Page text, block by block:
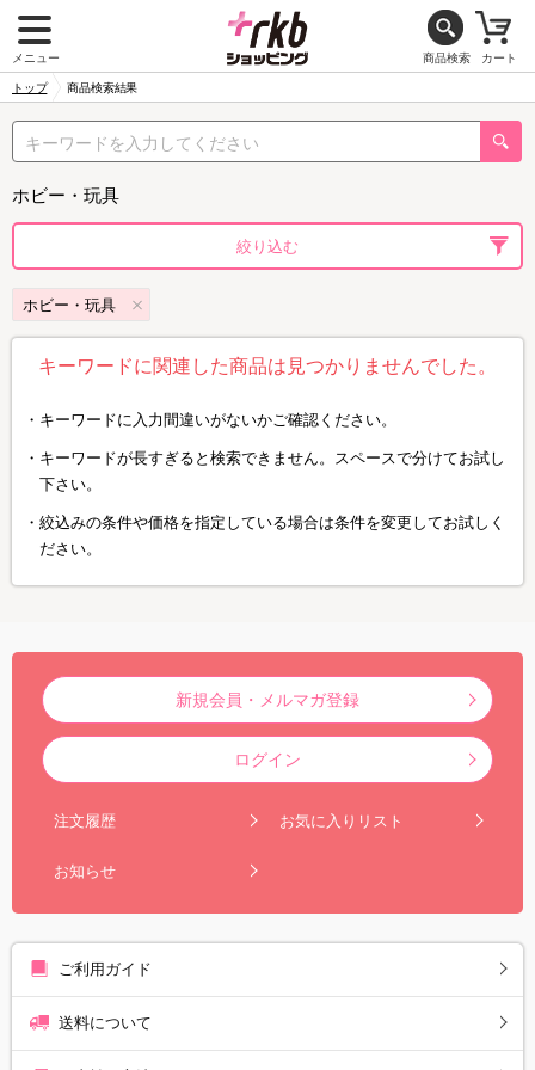
メニュー 商品検索 カート
トップ 商品検索結果
ホビー・玩具
絞り込む
ホビー・玩具
キーワードに関連した商品は見つかりませんでした。
キーワードに入力間違いがないかご確認ください。
キーワードが長すぎると検索できません。スペースで分けてお試し
下さい。
絞込みの条件や価格を指定している場合は条件を変更してお試しく
ださい。
新規会員・メルマガ登録
ログイン
注文履歴 お気に入りリスト
お知らせ
ご利用ガイド
送料について